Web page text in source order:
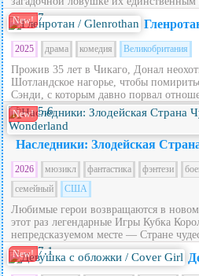
New! 7
2025 драма комедия Великобритания
Прожив 35 лет в Чикаго, Донал
Шотландское нагорье, чтобы
Сэнди, с которым давно порвал
New! 5.6
Наследники: Злодейская
2026 мюзикл фантастика фэнтези
семейный
США
Любимые герои возвращаются в
этот раз легендарные Игры Кубка
непредсказуемом месте — Стране
New! 7.1